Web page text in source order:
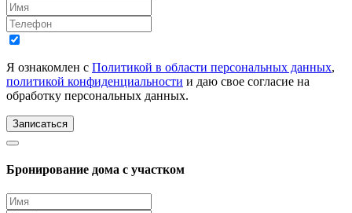
Я ознакомлен с Политикой в области персональных данных,
политикой конфиденциальности и даю свое согласие на
обработку персональных данных.
Записаться
Бронирование дома с участком